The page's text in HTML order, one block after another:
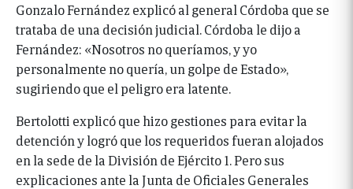
Gonzalo Fernández explicó al general Córdoba que se
trataba de una decisión judicial. Córdoba le dijo a
Fernández: «Nosotros no queríamos, y yo
personalmente no quería, un golpe de Estado»,
sugiriendo que el peligro era latente.
Bertolotti explicó que hizo gestiones para evitar la
detención y logró que los requeridos fueran alojados
en la sede de la División de Ejército 1. Pero sus
explicaciones ante la Junta de Oficiales Generales